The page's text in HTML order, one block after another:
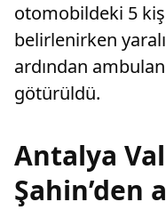
otomobildeki 5
belirlenirken
ardından
götürüldü.
Antalya
Şahin’den